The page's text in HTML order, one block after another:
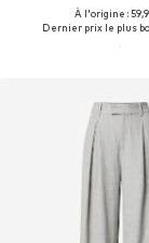
À l'origine :
Dernier prix le plus